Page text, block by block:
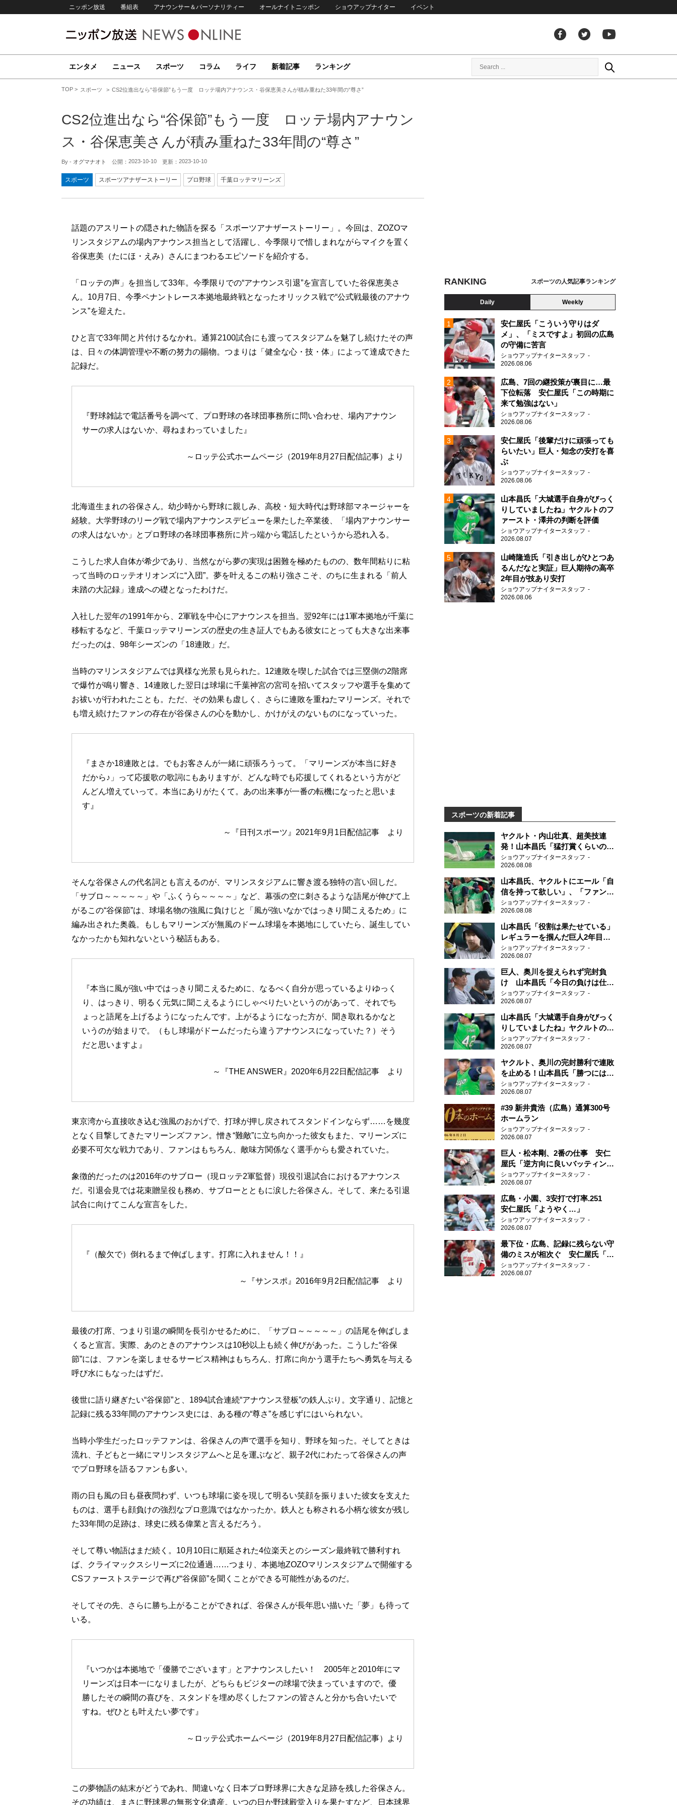
ニッポン放送 番組表 アナウンサー＆パーソナリティー オールナイトニッポン ショウアップナイター イベント
エンタメ ニュース スポーツ コラム ライフ 新着記事 ランキング
TOP スポーツ CS2位進出なら“谷保節”もう一度 ロッテ場内アナウンス・谷保恵美さんが積み重ねた33年間の“尊さ”
CS2位進出なら“谷保節”もう一度 ロッテ場内アナウン
ス・谷保恵美さんが積み重ねた33年間の“尊さ”
By - オグマナオト 公開： 2023-10-10 更新： 2023-10-10
スポーツ スポーツアナザーストーリー プロ野球 千葉ロッテマリーンズ
話題のアスリートの隠された物語を探る「スポーツアナザーストーリー」。今回は、ZOZOマ
リンスタジアムの場内アナウンス担当として活躍し、今季限りで惜しまれながらマイクを置く
谷保恵美（たにほ・えみ）さんにまつわるエピソードを紹介する。
「ロッテの声」を担当して33年。今季限りでの“アナウンス引退”を宣言していた谷保恵美さ
ん。10月7日、今季ペナントレース本拠地最終戦となったオリックス戦で“公式戦最後のアナウ
ンス”を迎えた。
ひと言で33年間と片付けるなかれ。通算2100試合にも渡ってスタジアムを魅了し続けたその声
は、日々の体調管理や不断の努力の賜物。つまりは「健全な心・技・体」によって達成できた
記録だ。
『野球雑誌で電話番号を調べて、プロ野球の各球団事務所に問い合わせ、場内アナウン
サーの求人はないか、尋ねまわっていました』
～ロッテ公式ホームページ（2019年8月27日配信記事）より
北海道生まれの谷保さん。幼少時から野球に親しみ、高校・短大時代は野球部マネージャーを
経験。大学野球のリーグ戦で場内アナウンスデビューを果たした卒業後、「場内アナウンサー
の求人はないか」とプロ野球の各球団事務所に片っ端から電話したというから恐れ入る。
こうした求人自体が希少であり、当然ながら夢の実現は困難を極めたものの、数年間粘りに粘
って当時のロッテオリオンズに“入団”。夢を叶えるこの粘り強さこそ、のちに生まれる「前人
未踏の大記録」達成への礎となったわけだ。
入社した翌年の1991年から、2軍戦を中心にアナウンスを担当。翌92年には1軍本拠地が千葉に
移転するなど、千葉ロッテマリーンズの歴史の生き証人でもある彼女にとっても大きな出来事
だったのは、98年シーズンの「18連敗」だ。
当時のマリンスタジアムでは異様な光景も見られた。12連敗を喫した試合では三塁側の2階席
で爆竹が鳴り響き、14連敗した翌日は球場に千葉神宮の宮司を招いてスタッフや選手を集めて
お祓いが行われたことも。ただ、その効果も虚しく、さらに連敗を重ねたマリーンズ。それで
も増え続けたファンの存在が谷保さんの心を動かし、かけがえのないものになっていった。
『まさか18連敗とは。でもお客さんが一緒に頑張ろうって。「マリーンズが本当に好き
だから♪」って応援歌の歌詞にもありますが、どんな時でも応援してくれるという方がど
んどん増えていって。本当にありがたくて。あの出来事が一番の転機になったと思いま
す』
～『日刊スポーツ』2021年9月1日配信記事 より
そんな谷保さんの代名詞とも言えるのが、マリンスタジアムに響き渡る独特の言い回しだ。
「サブロ～～～～～」や「ふくうら～～～～」など、幕張の空に刺さるような語尾が伸びて上
がるこの“谷保節”は、球場名物の強風に負けじと「風が強いなかではっきり聞こえるため」に
編み出された奥義。もしもマリーンズが無風のドーム球場を本拠地にしていたら、誕生してい
なかったかも知れないという秘話もある。
『本当に風が強い中ではっきり聞こえるために、なるべく自分が思っているよりゆっく
り、はっきり、明るく元気に聞こえるようにしゃべりたいというのがあって、それでち
ょっと語尾を上げるようになったんです。上がるようになった方が、聞き取れるかなと
いうのが始まりで。（もし球場がドームだったら違うアナウンスになっていた？）そう
だと思いますよ』
～『THE ANSWER』2020年6月22日配信記事 より
東京湾から直接吹き込む強風のおかげで、打球が押し戻されてスタンドインならず……を幾度
となく目撃してきたマリーンズファン。憎き“難敵”に立ち向かった彼女もまた、マリーンズに
必要不可欠な戦力であり、ファンはもちろん、敵味方関係なく選手からも愛されていた。
象徴的だったのは2016年のサブロー（現ロッテ2軍監督）現役引退試合におけるアナウンス
だ。引退会見では花束贈呈役も務め、サブローとともに涙した谷保さん。そして、来たる引退
試合に向けてこんな宣言をした。
『（酸欠で）倒れるまで伸ばします。打席に入れません！！』
～『サンスポ』2016年9月2日配信記事 より
最後の打席、つまり引退の瞬間を長引かせるために、「サブロ～～～～～」の語尾を伸ばしま
くると宣言。実際、あのときのアナウンスは10秒以上も続く伸びがあった。こうした“谷保
節”には、ファンを楽しませるサービス精神はもちろん、打席に向かう選手たちへ勇気を与える
呼び水にもなったはずだ。
後世に語り継ぎたい“谷保節”と、1894試合連続“アナウンス登板”の鉄人ぶり。文字通り、記憶と
記録に残る33年間のアナウンス史には、ある種の“尊さ”を感じずにはいられない。
当時小学生だったロッテファンは、谷保さんの声で選手を知り、野球を知った。そしてときは
流れ、子どもと一緒にマリンスタジアムへと足を運ぶなど、親子2代にわたって谷保さんの声
でプロ野球を語るファンも多い。
雨の日も風の日も昼夜問わず、いつも球場に姿を現して明るい笑顔を振りまいた彼女を支えた
ものは、選手も顔負けの強烈なプロ意識ではなかったか。鉄人とも称される小柄な彼女が残し
た33年間の足跡は、球史に残る偉業と言えるだろう。
そして尊い物語はまだ続く。10月10日に順延された4位楽天とのシーズン最終戦で勝利すれ
ば、クライマックスシリーズに2位通過……つまり、本拠地ZOZOマリンスタジアムで開催する
CSファーストステージで再び“谷保節”を聞くことができる可能性があるのだ。
そしてその先、さらに勝ち上がることができれば、谷保さんが長年思い描いた「夢」も待って
いる。
『いつかは本拠地で「優勝でございます」とアナウンスしたい！ 2005年と2010年にマ
リーンズは日本一になりましたが、どちらもビジターの球場で決まっていますので。優
勝したその瞬間の喜びを、スタンドを埋め尽くしたファンの皆さんと分かち合いたいで
すね。ぜひとも叶えたい夢です』
～ロッテ公式ホームページ（2019年8月27日配信記事）より
この夢物語の結末がどうであれ、間違いなく日本プロ野球界に大きな足跡を残した谷保さん。
その功績は、まさに野球界の無形文化遺産。いつの日か野球殿堂入りを果たすなど、日本球界
RANKING スポーツの人気記事ランキング
Daily Weekly
安仁屋氏「こういう守りはダ
メ」、「ミスですよ」初回の広島
の守備に苦言
ショウアップナイタースタッフ
2026.08.06
広島、7回の継投策が裏目に…最
下位転落 安仁屋氏「この時期に
来て勉強はない」
ショウアップナイタースタッフ
2026.08.06
安仁屋氏「後輩だけに頑張っても
らいたい」巨人・知念の安打を喜
ぶ
ショウアップナイタースタッフ
2026.08.06
山本昌氏「大城選手自身がびっく
りしていましたね」ヤクルトのフ
ァースト・澤井の判断を評価
ショウアップナイタースタッフ
2026.08.07
山崎隆造氏「引き出しがひとつあ
るんだなと実証」巨人期待の高卒
2年目が技あり安打
ショウアップナイタースタッフ
2026.08.06
スポーツの新着記事
ヤクルト・内山壮真、超美技連
発！山本昌氏「猛打賞くらいの価
値」
ショウアップナイタースタッフ
2026.08.08
山本昌氏、ヤクルトにエール「自
信を持って欲しい」、「ファンの
方も毎日応援してくれています」
ショウアップナイタースタッフ
2026.08.08
山本昌氏「役割は果たせている」
レギュラーを掴んだ巨人2年目の
新人王候補
ショウアップナイタースタッフ
2026.08.07
巨人、奥川を捉えられず完封負
け 山本昌氏「今日の負けは仕方
がない」
ショウアップナイタースタッフ
2026.08.07
山本昌氏「大城選手自身がびっく
りしていましたね」ヤクルトのフ
ァースト・澤井の判断を評価
ショウアップナイタースタッフ
2026.08.07
ヤクルト、奥川の完封勝利で連敗
を止める！山本昌氏「勝つにはこ
ういう形しかない」
ショウアップナイタースタッフ
2026.08.07
#39 新井貴浩（広島）通算300号
ホームラン
ショウアップナイタースタッフ
2026.08.07
巨人・松本剛、2番の仕事 安仁
屋氏「逆方向に良いバッティン
グ」
ショウアップナイタースタッフ
2026.08.07
広島・小園、3安打で打率.251
安仁屋氏「ようやく…」
ショウアップナイタースタッフ
2026.08.07
最下位・広島、記録に残らない守
備のミスが相次ぐ 安仁屋氏「最
近守りのミスが多い」
ショウアップナイタースタッフ
2026.08.07